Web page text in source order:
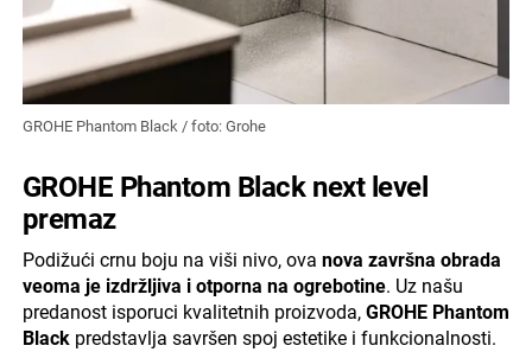
GROHE Phantom Black / foto: Grohe
GROHE Phantom Black next level
premaz
Podižući crnu boju na viši nivo, ova nova završna obrada
veoma je izdržljiva i otporna na ogrebotine. Uz našu
predanost isporuci kvalitetnih proizvoda, GROHE Phantom
Blackpredstavlja savršen spoj estetike i funkcionalnosti.